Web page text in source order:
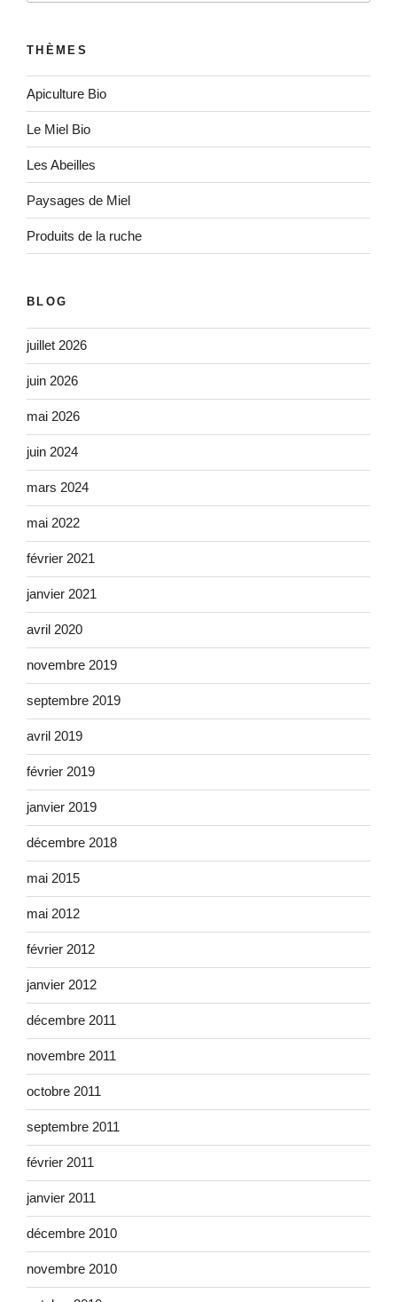
THÈMES
Apiculture Bio
Le Miel Bio
Les Abeilles
Paysages de Miel
Produits de la ruche
BLOG
juillet 2026
juin 2026
mai 2026
juin 2024
mars 2024
mai 2022
février 2021
janvier 2021
avril 2020
novembre 2019
septembre 2019
avril 2019
février 2019
janvier 2019
décembre 2018
mai 2015
mai 2012
février 2012
janvier 2012
décembre 2011
novembre 2011
octobre 2011
septembre 2011
février 2011
janvier 2011
décembre 2010
novembre 2010